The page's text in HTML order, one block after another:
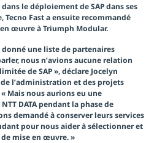
le déploiement de SAP dans ses
Fast a ensuite recommandé
œuvre à Triumph Modular.
donné une liste de partenaires
nous n’avions aucune relation
de SAP », déclare Jocelyn
l’administration et des projets
Mais nous aurions eu une
DATA pendant la phase de
demandé à conserver leurs services
pour nous aider à sélectionner et
mise en œuvre. »